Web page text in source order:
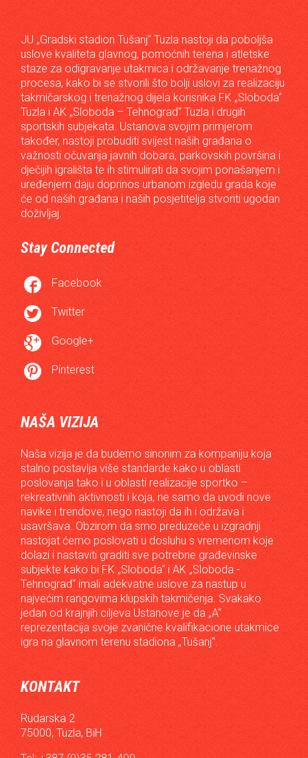
JU „Gradski stadion Tušanj“ Tuzla nastoji da poboljša
uslove kvaliteta glavnog, pomoćnih terena i atletske
staze za odigravanje utakmica i održavanje trenažnog
procesa, kako bi se stvorili što bolji uslovi za realizaciju
takmičarskog i trenažnog dijela korisnika FK „Sloboda“
Tuzla i AK „Sloboda – Tehnograd“ Tuzla i drugih
sportskih subjekata. Ustanova svojim primjerom
također, nastoji probuditi svijest naših građana o
važnosti očuvanja javnih dobara, parkovskih površina i
dječijih igrališta te ih stimulirati da svojim ponašanjem i
uređenjem daju doprinos urbanom izgledu grada koje
će od naših građana i naših posjetitelja stvoriti ugodan
doživljaj.
Stay Connected
 Facebook
 Twitter
 Google+
 Pinterest
NAŠA VIZIJA
Naša vizija je da budemo sinonim za kompaniju koja
stalno postavlja više standarde kako u oblasti
poslovanja tako i u oblasti realizacije sportko –
rekreativnih aktivnosti i koja, ne samo da uvodi nove
navike i trendove, nego nastoji da ih i održava i
usavršava. Obzirom da smo preduzeće u izgradnji
nastojat ćemo poslovati u dosluhu s vremenom koje
dolazi i nastaviti graditi sve potrebne građevinske
subjekte kako bi FK „Sloboda“ i AK „Sloboda -
Tehnograd“ imali adekvatne uslove za nastup u
najvećim rangovima klupskih takmičenja. Svakako
jedan od krajnjih ciljeva Ustanove je da „A“
reprezentacija svoje zvanične kvalifikacione utakmice
igra na glavnom terenu stadiona „Tušanj“.
KONTAKT
Rudarska 2
75000, Tuzla, BiH